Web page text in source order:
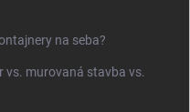
na seba?
vs. murovaná stavba vs.